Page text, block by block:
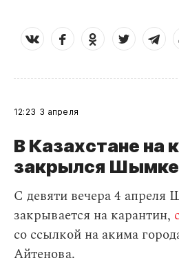
12:23 3 апреля
В Казахстане на
закрылся
С девяти вечера 4
закрывается на карантин,
со ссылкой на акима
Айтенова.